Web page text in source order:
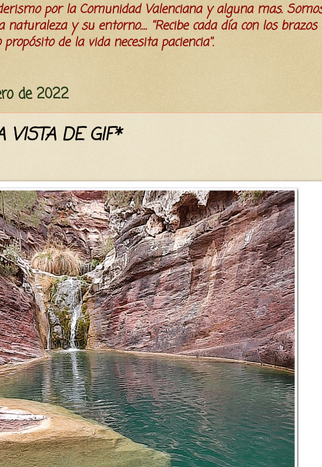
por la Comunidad Valenciana y alguna mas.
y su entorno.... ''Recibe cada día con los
propósito de la vida necesita paciencia''.
de 2022
VISTA DE GIF*